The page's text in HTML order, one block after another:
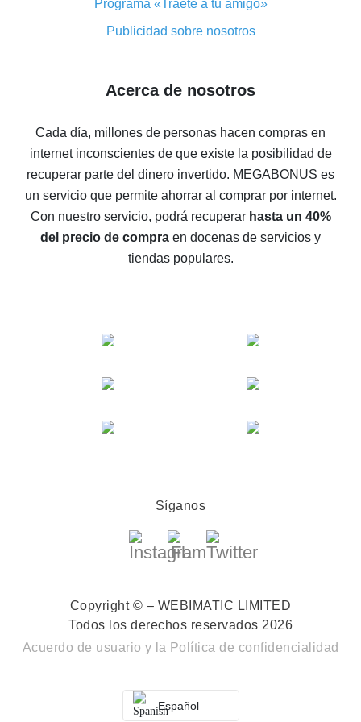
compras
AliExpress
Cómo obtener el reembolso en AliExpress: formas
sencillas de recuperar el dinero
Reembolso del 10% en AliExpress: lo imposible es
posible
El reembolso más rentable en AliExpress: cómo
encontrarlo
Programa «Tráete a tu amigo»
Publicidad sobre nosotros
Acerca de nosotros
Cada día, millones de personas hacen compras en
internet inconscientes de que existe la posibilidad de
recuperar parte del dinero invertido. MEGABONUS es
un servicio que permite ahorrar al comprar por internet.
Con nuestro servicio, podrá recuperar hasta un 40%
del precio de compra en docenas de servicios y
tiendas populares.
Síganos
Copyright © – WEBIMATIC LIMITED
Todos los derechos reservados 2026
Acuerdo de usuario y la Política de confidencialidad
Español